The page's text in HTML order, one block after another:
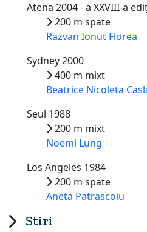
Atena 2004 - a XXVIII-a
200 m spate
Razvan Ionut Florea
Sydney 2000
400 m mixt
Beatrice Nicoleta
Seul 1988
200 m mixt
Noemi Lung
Los Angeles 1984
200 m spate
Aneta Patrascoiu
Stiri